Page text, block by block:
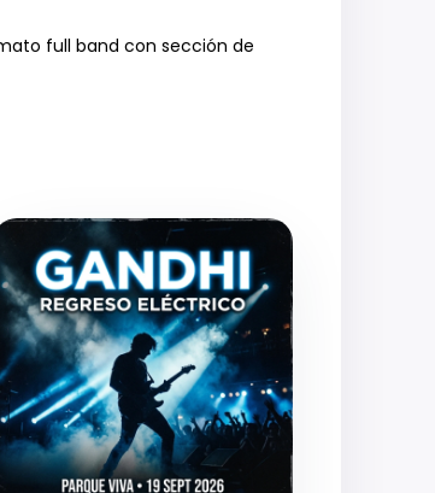
full band con sección de